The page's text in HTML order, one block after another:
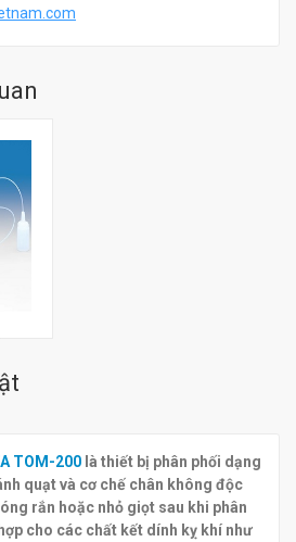
TOM-200 là thiết bị phân phối dạng
quạt và cơ chế chân không độc
rắn hoặc nhỏ giọt sau khi phân
cho các chất kết dính kỵ khí như